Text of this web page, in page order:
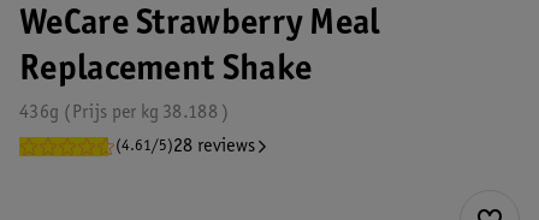
WeCare Strawberry Meal
Replacement Shake
436g 38.188
Prijs per kg
(4.61/5)28 reviews